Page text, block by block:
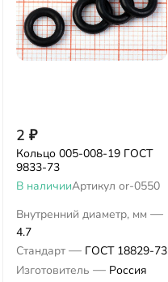
2 ₽
Кольцо 005-008-19 ГОСТ
9833-73
В наличииАртикул or-0550
Внутренний диаметр, мм —
4.7
Стандарт — ГОСТ 18829-73
Изготовитель — Россия